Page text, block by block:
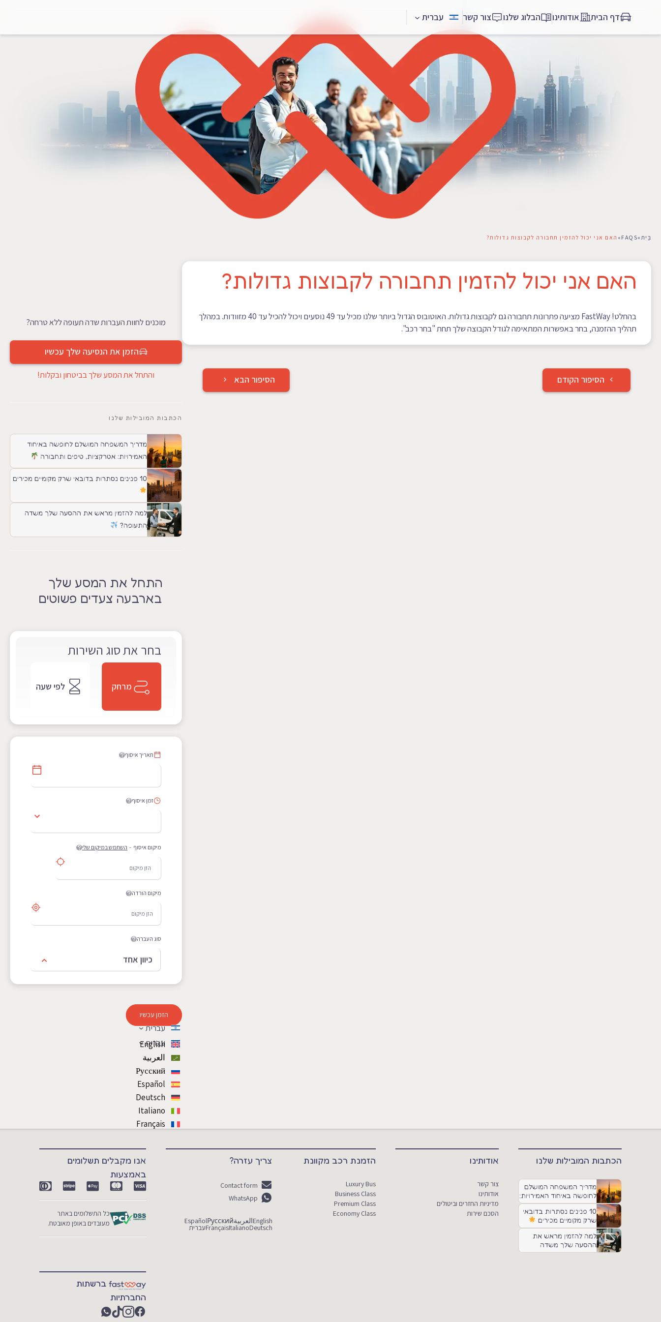
דף הבית אודותינו הבלוג שלנו צור קשר עברית
בַּיִת »
FAQS
» האם אני יכול להזמין תחבורה לקבוצות גדולות?
האם אני יכול להזמין תחבורה לקבוצות גדולות?
בהחלט! FastWay מציעה פתרונות תחבורה גם לקבוצות גדולות. האוטובוס הגדול ביותר שלנו מכיל עד 49 נוסעים ויכול להכיל עד 40 מזוודות. במהלך
תהליך ההזמנה, בחר באפשרות המתאימה לגודל הקבוצה שלך תחת "בחר רכב".
ניווט הסיפור הקודם הסיפור הבא
מוכנים לחוות העברות שדה תעופה ללא טרחה?
הזמן את הנסיעה שלך עכשיו
והתחל את המסע שלך בביטחון ובקלות!
הכתבות המובילות שלנו
מדריך המשפחה המושלם לחופשה באיחוד
האמירויות: אטרקציות, טיפים ותחבורה
10 פנינים נסתרות בדובאי שרק מקומיים מכירים
למה להזמין מראש את ההסעה שלך משדה
התעופה?
התחל את המסע שלך
בארבעה צעדים פשוטים
בחר את סוג השירות
מרחק לפי שעה
תאריך איסוף
זמן איסוף
מיקום איסוף - השתמש במיקום שלי
מיקום הורדה
סוג העברה
כיוון אחד
הזמן עכשיו
עברית
English
العربية
Русский
Español
Deutsch
Italiano
Français
עברית
הכתבות המובילות שלנו
מדריך המשפחה המושלם
לחופשה באיחוד האמירויות:
אטרקציות, טיפים ותחבורה
10 פנינים נסתרות בדובאי
שרק מקומיים מכירים
למה להזמין מראש את
ההסעה שלך משדה
התעופה?
אודותינו
צור קשר
אודותינו
מדיניות החזרים וביטולים
הסכם שירות
הזמנת רכב מקוונת
Luxury Bus
Business Class
Premium Class
Economy Class
צריך עזרה?
Contact form
WhatsApp
EnglishالعربيةРусский
Español
Deutsch
Italiano
Françaisעברית
אנו מקבלים תשלומים
באמצעות
כל התשלומים באתר
מעובדים באופן מאובטח.
ברשתות
החברתיות